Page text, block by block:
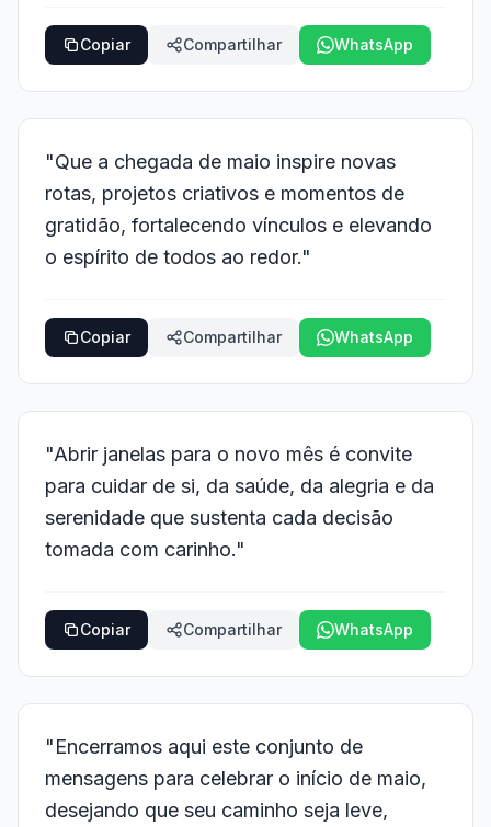
Copiar Compartilhar WhatsApp
"Que a chegada de maio inspire novas
rotas, projetos criativos e momentos de
gratidão, fortalecendo vínculos e elevando
o espírito de todos ao redor."
Copiar Compartilhar WhatsApp
"Abrir janelas para o novo mês é convite
para cuidar de si, da saúde, da alegria e da
serenidade que sustenta cada decisão
tomada com carinho."
Copiar Compartilhar WhatsApp
"Encerramos aqui este conjunto de
mensagens para celebrar o início de maio,
desejando que seu caminho seja leve,